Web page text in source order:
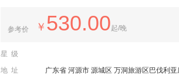
参考价 ￥ 530.00起/晚
星级
地址
广东省 河源市 源城区 万洞旅游区巴伐利亚